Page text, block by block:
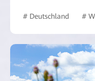
# Deutschland #